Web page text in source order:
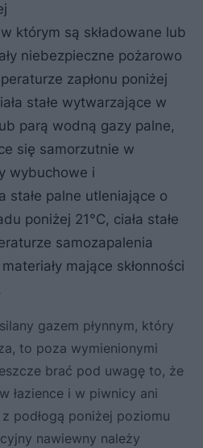
którym są składowane lub
niebezpieczne pożarowo
zapłonu poniżej
stałe wytwarzające w
parą wodną gazy palne,
się samorzutnie w
wybuchowe i
stałe palne utleniające o
poniżej 21°C, ciała stałe
samozapalenia
mające skłonności
gazem płynnym, który
to poza wymienionymi
brać pod uwagę to, że
łazience i w piwnicy ani
podłogą poniżej poziomu
nawiewny należy